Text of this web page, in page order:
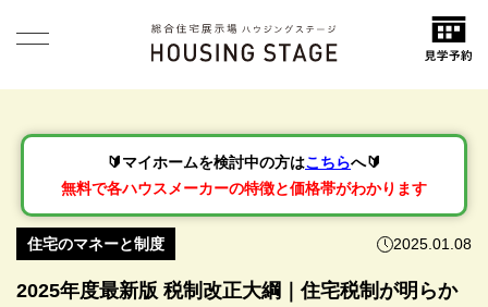
🔰マイホームを検討中の方はこちらへ🔰
無料で各ハウスメーカーの特徴と価格帯がわかります
住宅のマネーと制度 2025.01.08
2025年度最新版 税制改正大綱｜住宅税制が明らか